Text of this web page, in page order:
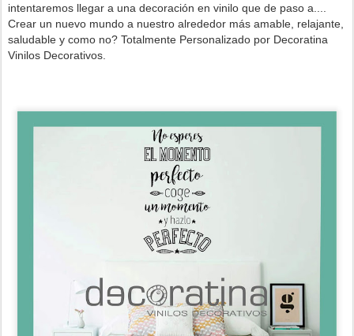
intentaremos llegar a una decoración en vinilo que de paso a....
Crear un nuevo mundo a nuestro alrededor más amable, relajante,
saludable y como no? Totalmente Personalizado por Decoratina
Vinilos Decorativos.